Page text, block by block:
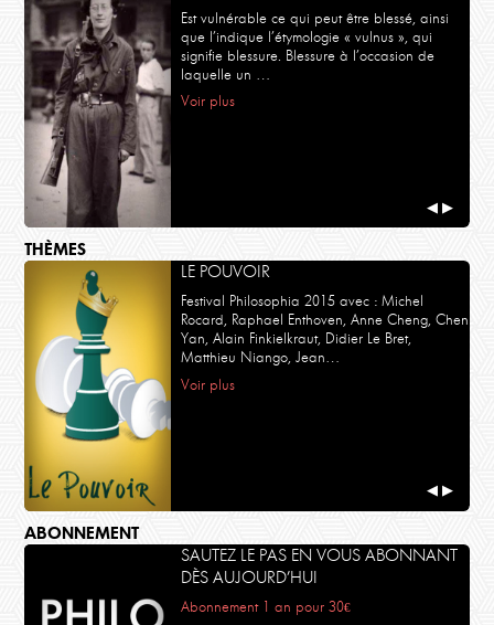
Est vulnérable ce qui peut être blessé, ainsi
que l’indique l’étymologie « vulnus », qui
signifie blessure. Blessure à l’occasion de
laquelle un …
Voir plus
◀ ▶
THÈMES
LE POUVOIR
Festival Philosophia 2015 avec : Michel
Rocard, Raphael Enthoven, Anne Cheng, Chen
Yan, Alain Finkielkraut, Didier Le Bret,
Matthieu Niango, Jean…
Voir plus
◀ ▶
ABONNEMENT
SAUTEZ LE PAS EN VOUS ABONNANT
DÈS AUJOURD’HUI
Abonnement 1 an pour 30€